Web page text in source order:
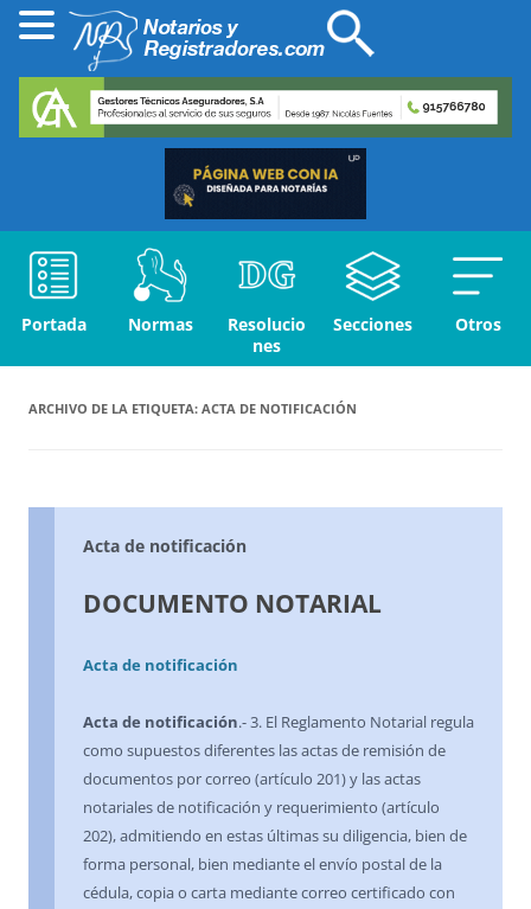
Portada Normas
Resolucio
nes
Secciones Otros
ARCHIVO DE LA ETIQUETA: ACTA DE NOTIFICACIÓN
Acta de notificación
DOCUMENTO NOTARIAL
Acta de notificación
Acta de notificación.- 3. El Reglamento Notarial regula
como supuestos diferentes las actas de remisión de
documentos por correo (artículo 201) y las actas
notariales de notificación y requerimiento (artículo
202), admitiendo en estas últimas su diligencia, bien de
forma personal, bien mediante el envío postal de la
cédula, copia o carta mediante correo certificado con